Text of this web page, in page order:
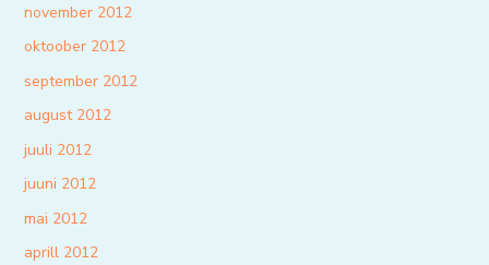
november 2012
oktoober 2012
september 2012
august 2012
juuli 2012
juuni 2012
mai 2012
aprill 2012